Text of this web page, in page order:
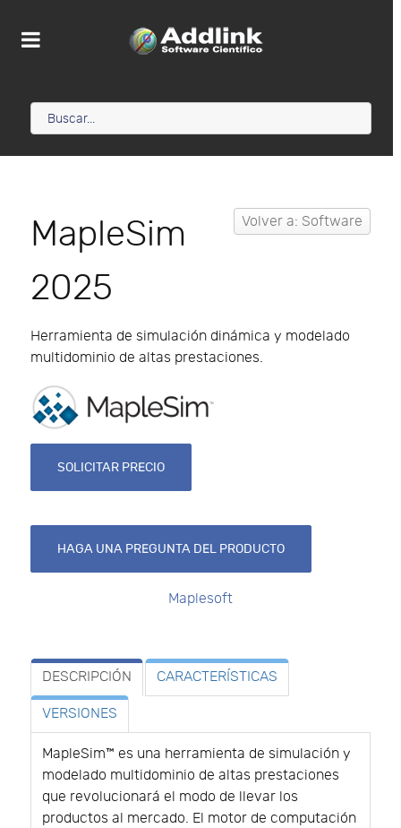
Volver a: Software
MapleSim
2025
Herramienta de simulación dinámica y modelado
multidominio de altas prestaciones.
SOLICITAR PRECIO
HAGA UNA PREGUNTA DEL PRODUCTO
Maplesoft
DESCRIPCIÓN CARACTERÍSTICAS
VERSIONES
MapleSim™ es una herramienta de simulación y
modelado multidominio de altas prestaciones
que revolucionará el modo de llevar los
productos al mercado. El motor de computación